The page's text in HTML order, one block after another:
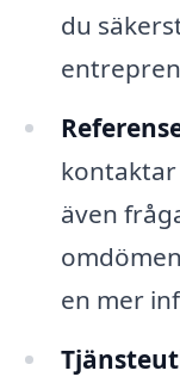
du
även
en mer